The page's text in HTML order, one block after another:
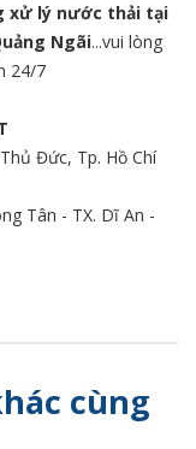
xử lý nước thải tại
Ngãi...vui lòng
24/7
Đức, Tp. Hồ Chí
Tân - TX. Dĩ An -
cùng